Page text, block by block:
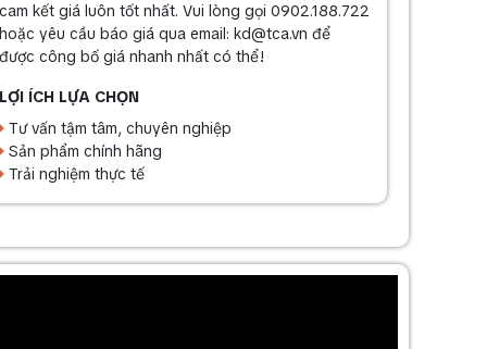
cam kết giá luôn tốt nhất. Vui lòng gọi 0902.188.722
hoặc yêu cầu báo giá qua email: kd@tca.vn để
được công bố giá nhanh nhất có thể!
LỢI ÍCH LỰA CHỌN
Tư vấn tậm tâm, chuyên nghiệp
Sản phẩm chính hãng
Trải nghiệm thực tế